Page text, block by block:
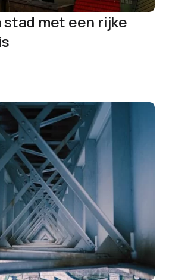
stad met een rijke